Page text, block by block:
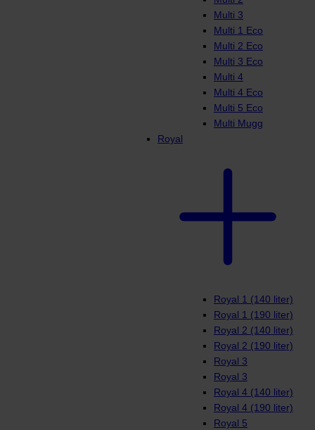
Multi 3
Multi 1 Eco
Multi 2 Eco
Multi 3 Eco
Multi 4
Multi 4 Eco
Multi 5 Eco
Multi Mugg
Royal
Royal 1 (140 liter)
Royal 1 (190 liter)
Royal 2 (140 liter)
Royal 2 (190 liter)
Royal 3
Royal 3
Royal 4 (140 liter)
Royal 4 (190 liter)
Royal 5